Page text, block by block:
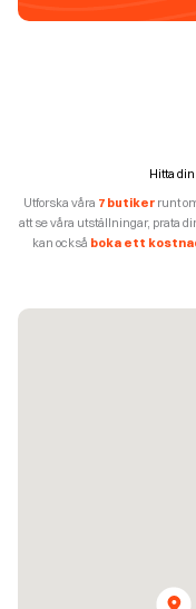
Hitta
Utforska våra 7 butiker runt
att se våra utställningar, prata
kan också boka ett